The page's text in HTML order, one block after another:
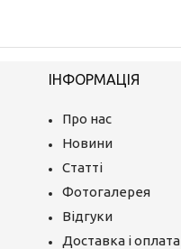
ІНФОРМАЦІЯ
Про нас
Новини
Статті
Фотогалерея
Відгуки
Доставка і оплата